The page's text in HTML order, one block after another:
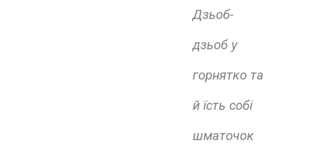
Дзьоб-
дзьоб у
горнятко та
й їсть собі
шматочок